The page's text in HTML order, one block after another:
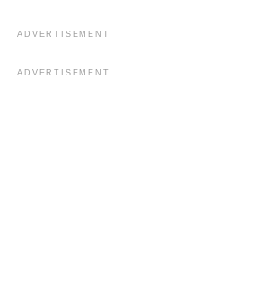
ADVERTISEMENT
ADVERTISEMENT